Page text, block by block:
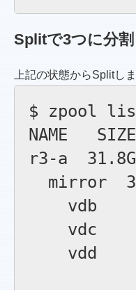
Splitで3つに分割
上記の状態からSplitしま
$ zpool
NAME
r3-a
mirror
vdb
vdc
vdd